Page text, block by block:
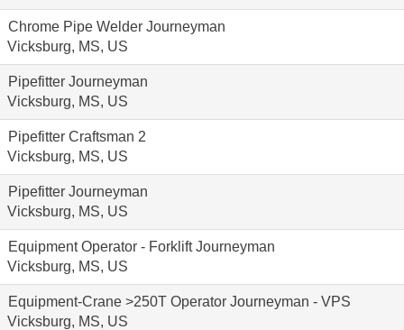
Chrome Pipe Welder Journeyman
Vicksburg, MS, US
Pipefitter Journeyman
Vicksburg, MS, US
Pipefitter Craftsman 2
Vicksburg, MS, US
Pipefitter Journeyman
Vicksburg, MS, US
Equipment Operator - Forklift Journeyman
Vicksburg, MS, US
Equipment-Crane >250T Operator Journeyman - VPS
Vicksburg, MS, US